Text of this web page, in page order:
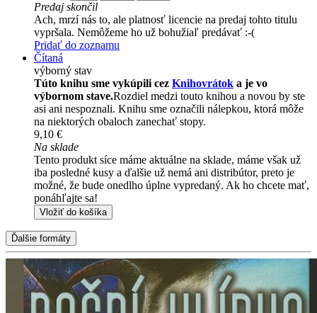
Predaj skončil
Ach, mrzí nás to, ale platnosť licencie na predaj tohto titulu
vypršala. Nemôžeme ho už bohužiaľ predávať :-(
Pridať do zoznamu
Čítaná
výborný stav
Túto knihu sme vykúpili cez Knihovrátok a je vo
výbornom stave.Rozdiel medzi touto knihou a novou by ste
asi ani nespoznali. Knihu sme označili nálepkou, ktorá môže
na niektorých obaloch zanechať stopy.
9,10 €
Na sklade
Tento produkt síce máme aktuálne na sklade, máme však už
iba posledné kusy a ďalšie už nemá ani distribútor, preto je
možné, že bude onedlho úplne vypredaný. Ak ho chcete mať,
ponáhľajte sa!
Vložiť do košíka
Ďalšie formáty